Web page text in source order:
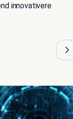
innovativere